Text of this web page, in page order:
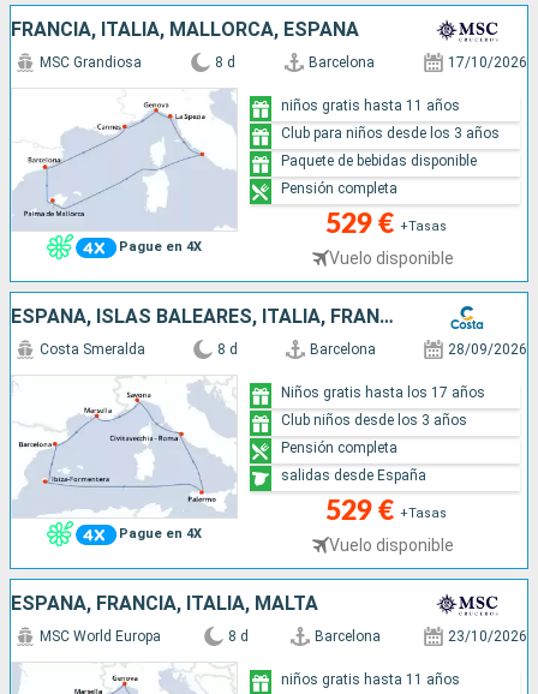
FRANCIA, ITALIA, MALLORCA, ESPAÑA
Pague en 4X
MSC Grandiosa 8 d Barcelona 17/10/2026
529 € +Tasas
Vuelo disponible
niños gratis hasta 11 años
Club para niños desde los 3 años
Paquete de bebidas disponible
Pensión completa
ESPAÑA, ISLAS BALEARES, ITALIA, FRANCIA
Pague en 4X
Costa Smeralda 8 d Barcelona 28/09/2026
529 € +Tasas
Vuelo disponible
Niños gratis hasta los 17 años
Club niños desde los 3 años
Pensión completa
salidas desde España
ESPAÑA, FRANCIA, ITALIA, MALTA
MSC World Europa 8 d Barcelona 23/10/2026
niños gratis hasta 11 años